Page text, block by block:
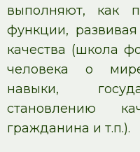
выполняют, как
функции,
качества (школа
человека о
навыки,
становлению
гражданина и т.п.).